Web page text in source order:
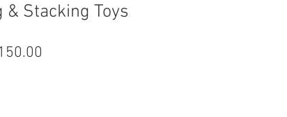
& Stacking Toys